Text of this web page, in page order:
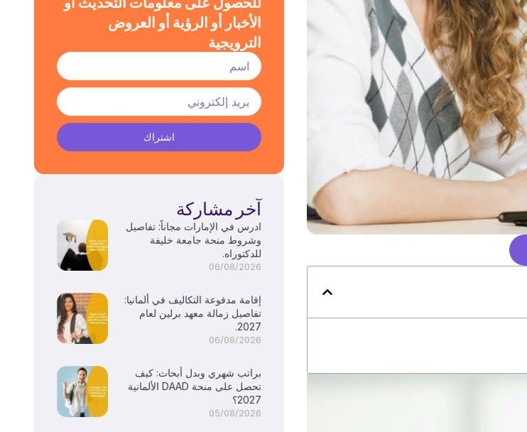
الأخبار أو الرؤية أو العروض
الترويجية
اشتراك
آخر مشاركة
ادرس في الإمارات مجاناً: تفاصيل
وشروط منحة جامعة خليفة
للدكتوراه.
06/08/2026
إقامة مدفوعة التكاليف في ألمانيا:
تفاصيل زمالة معهد برلين لعام
2027.
06/08/2026
براتب شهري وبدل أبحاث: كيف
تحصل على منحة DAAD الألمانية
2027؟
05/08/2026